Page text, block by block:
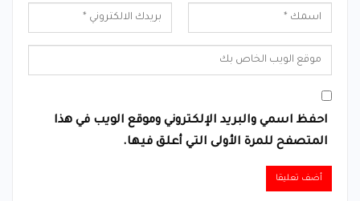
احفظ اسمي والبريد الإلكتروني وموقع الويب في هذا
المتصفح للمرة الأولى التي أعلق فيها.